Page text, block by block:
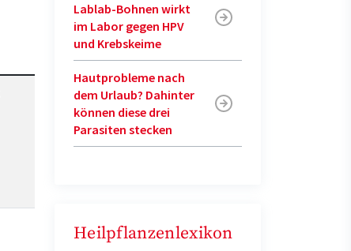
Lablab-Bohnen wirkt
im Labor gegen HPV
und Krebskeime
Hautprobleme nach
dem Urlaub? Dahinter
können diese drei
Parasiten stecken
Heilpflanzenlexikon